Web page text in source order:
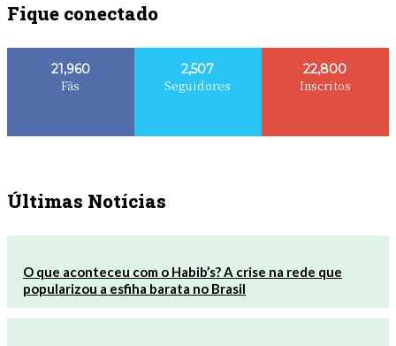
Fique conectado
21,960
Fãs
2,507
Seguidores
22,800
Inscritos
Últimas Notícias
O que aconteceu com o Habib’s? A crise na rede que
popularizou a esfiha barata no Brasil